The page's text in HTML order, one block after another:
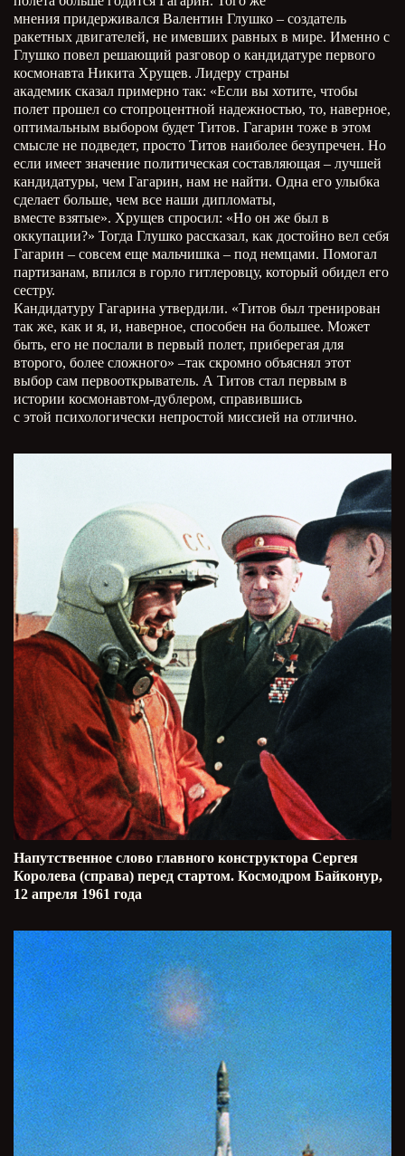
мнения придерживался Валентин Глушко – создатель
ракетных двигателей, не имевших равных в мире. Именно с
Глушко повел решающий разговор о кандидатуре первого
космонавта Никита Хрущев. Лидеру страны
академик сказал примерно так: «Если вы хотите, чтобы
полет прошел со стопроцентной надежностью, то, наверное,
оптимальным выбором будет Титов. Гагарин тоже в этом
смысле не подведет, просто Титов наиболее безупречен. Но
если имеет значение политическая составляющая – лучшей
кандидатуры, чем Гагарин, нам не найти. Одна его улыбка
сделает больше, чем все наши дипломаты,
вместе взятые». Хрущев спросил: «Но он же был в
оккупации?» Тогда Глушко рассказал, как достойно вел себя
Гагарин – совсем еще мальчишка – под немцами. Помогал
партизанам, впился в горло гитлеровцу, который обидел его
сестру.
Кандидатуру Гагарина утвердили. «Титов был тренирован
так же, как и я, и, наверное, способен на большее. Может
быть, его не послали в первый полет, приберегая для
второго, более сложного» –так скромно объяснял этот
выбор сам первооткрыватель. А Титов стал первым в
истории космонавтом-дублером, справившись
с этой психологически непростой миссией на отлично.
Напутственное слово главного конструктора Сергея
Королева (справа) перед стартом. Космодром Байконур,
12 апреля 1961 года